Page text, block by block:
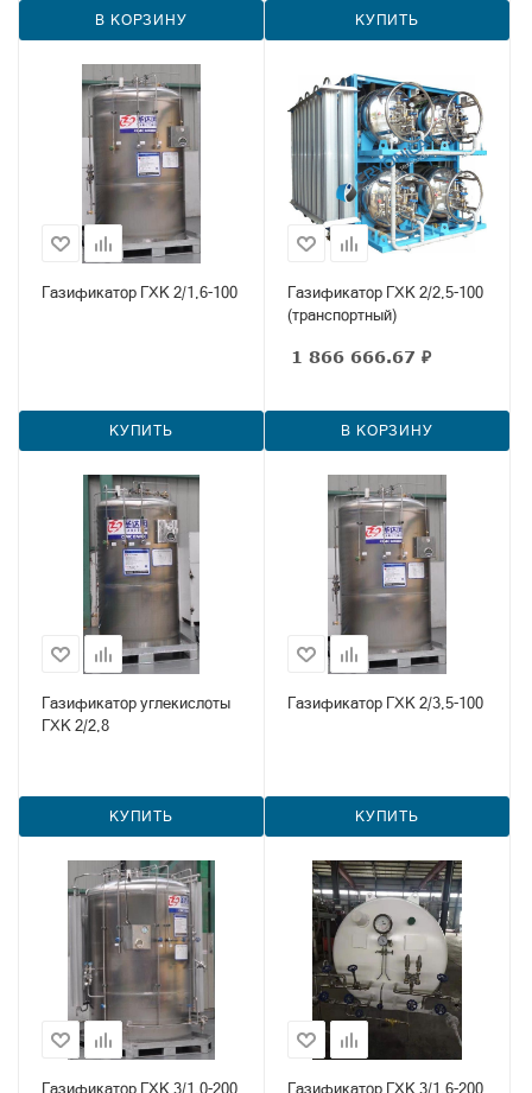
В КОРЗИНУ КУПИТЬ
Газификатор ГХК 2/1,6-100
КУПИТЬ
Газификатор ГХК 2/2,5-100
(транспортный)
1 866 666.67 ₽
В КОРЗИНУ
Газификатор углекислоты
ГХК 2/2,8
КУПИТЬ
Газификатор ГХК 2/3,5-100
КУПИТЬ
Газификатор ГХК 3/1,0-200 Газификатор ГХК 3/1,6-200